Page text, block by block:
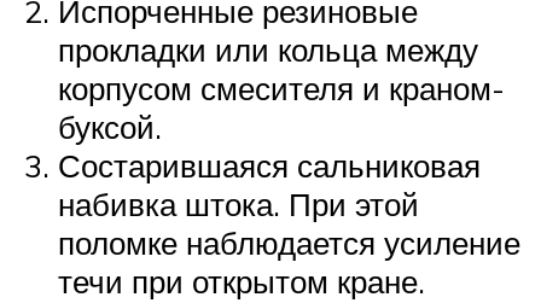
Испорченные резиновые
прокладки или кольца между
корпусом смесителя и краном-
буксой.
Состарившаяся сальниковая
набивка штока. При этой
поломке наблюдается усиление
течи при открытом кране.